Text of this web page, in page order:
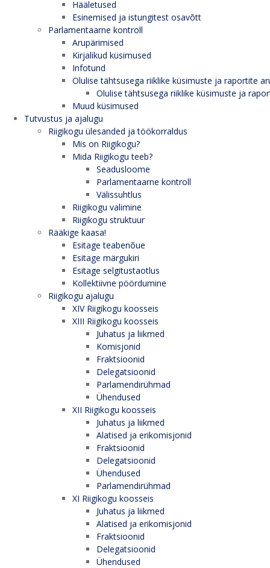
Hääletused
Esinemised ja istungitest osavõtt
Parlamentaarne kontroll
Arupärimised
Kirjalikud küsimused
Infotund
Olulise tähtsusega riiklike küsimuste ja raportite
Olulise tähtsusega riiklike küsimuste ja
Muud küsimused
Tutvustus ja ajalugu
Riigikogu ülesanded ja töökorraldus
Mis on Riigikogu?
Mida Riigikogu teeb?
Seadusloome
Parlamentaarne kontroll
Välissuhtlus
Riigikogu valimine
Riigikogu struktuur
Rääkige kaasa!
Esitage teabenõue
Esitage märgukiri
Esitage selgitustaotlus
Kollektiivne pöördumine
Riigikogu ajalugu
XIV Riigikogu koosseis
XIII Riigikogu koosseis
Juhatus ja liikmed
Komisjonid
Fraktsioonid
Delegatsioonid
Parlamendirühmad
Ühendused
XII Riigikogu koosseis
Juhatus ja liikmed
Alatised ja erikomisjonid
Fraktsioonid
Delegatsioonid
Ühendused
Parlamendirühmad
XI Riigikogu koosseis
Juhatus ja liikmed
Alatised ja erikomisjonid
Fraktsioonid
Delegatsioonid
Ühendused